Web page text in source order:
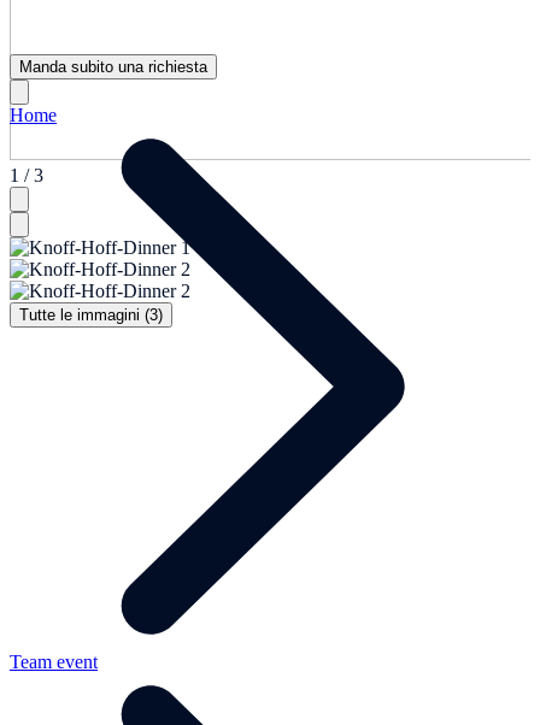
1 / 3
Tutte le immagini (3)
Manda subito una richiesta
Home
Team event